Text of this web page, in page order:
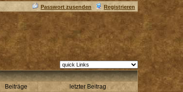
Passwort zusenden Registrieren
Beiträge letzter Beitrag